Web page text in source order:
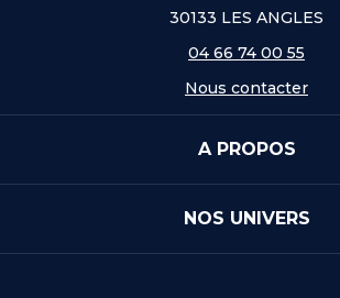
30133 LES ANGLES
04 66 74 00 55
Nous contacter
A PROPOS
NOS UNIVERS